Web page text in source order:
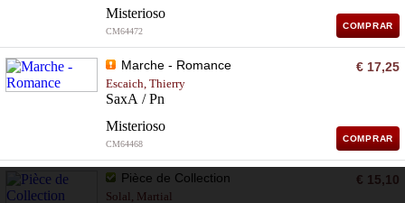
Misterioso
CM64472
COMPRAR
Marche - Romance
Escaich, Thierry
SaxA / Pn
Misterioso
CM64468
€ 17,25
COMPRAR
Pièce de Collection
Solal, Martial
€ 15,10